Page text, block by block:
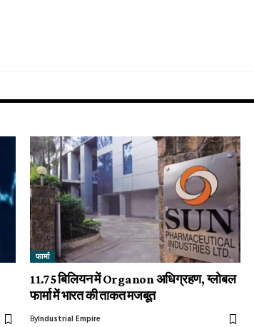
फार्मा
11.75 बिलियन में Organon अधिग्रहण, ग्लोबल
फार्मा में भारत की ताकत मजबूत
ByIndustrial Empire